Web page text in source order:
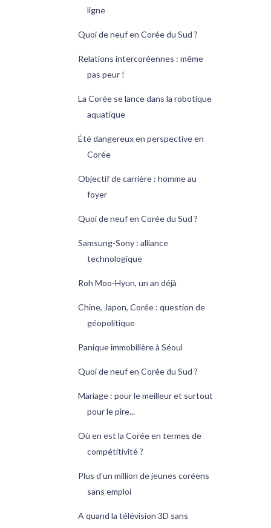
ligne
Quoi de neuf en Corée du Sud ?
Relations intercoréennes : même
pas peur !
La Corée se lance dans la robotique
aquatique
Été dangereux en perspective en
Corée
Objectif de carrière : homme au
foyer
Quoi de neuf en Corée du Sud ?
Samsung-Sony : alliance
technologique
Roh Moo-Hyun, un an déjà
Chine, Japon, Corée : question de
géopolitique
Panique immobilière à Séoul
Quoi de neuf en Corée du Sud ?
Mariage : pour le meilleur et surtout
pour le pire...
Où en est la Corée en termes de
compétitivité ?
Plus d'un million de jeunes coréens
sans emploi
A quand la télévision 3D sans